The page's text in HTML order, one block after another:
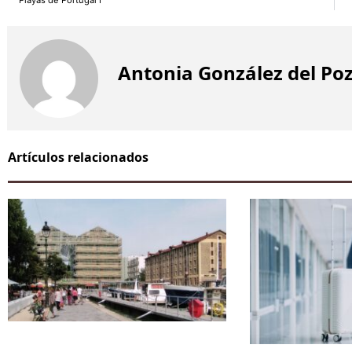
Antonia González del
Artículos relacionados